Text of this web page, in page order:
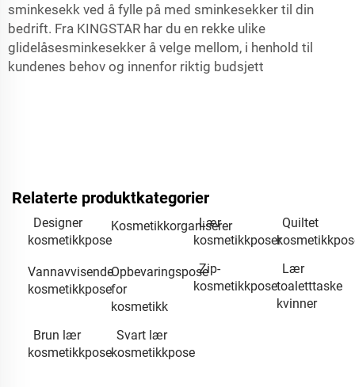
sminkesekk ved å fylle på med sminkesekker til din
bedrift. Fra KINGSTAR har du en rekke ulike
glidelåsesminkesekker å velge mellom, i henhold til
kundenes behov og innenfor riktig budsjett
Relaterte produktkategorier
Designer
kosmetikkpose
Kosmetikkorganiserer
Lær
kosmetikkposer
Quiltet
Vannavvisende
kosmetikkpose
Opbevaringspose
for
kosmetikk
Zip-
kosmetikkpose
Lær
toaletttaske
kvinner
Brun lær
kosmetikkpose
Svart lær
kosmetikkpose